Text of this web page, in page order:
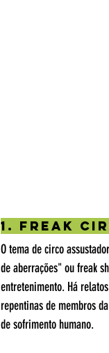
1. Freak
O tema de circo
de aberrações" ou freak
entretenimento. Há
repentinas de membros
de sofrimento humano.